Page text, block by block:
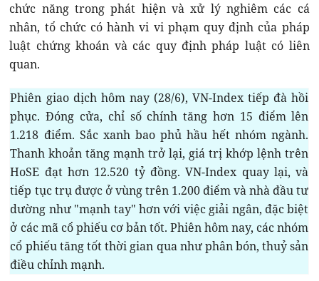
chức năng trong phát hiện và xử lý nghiêm các cá
nhân, tổ chức có hành vi vi phạm quy định của pháp
luật chứng khoán và các quy định pháp luật có liên
quan.
Phiên giao dịch hôm nay (28/6), VN-Index tiếp đà hồi
phục. Đóng cửa, chỉ số chính tăng hơn 15 điểm lên
1.218 điểm. Sắc xanh bao phủ hầu hết nhóm ngành.
Thanh khoản tăng mạnh trở lại, giá trị khớp lệnh trên
HoSE đạt hơn 12.520 tỷ đồng. VN-Index quay lại, và
tiếp tục trụ được ở vùng trên 1.200 điểm và nhà đầu tư
dường như "mạnh tay" hơn với việc giải ngân, đặc biệt
ở các mã cổ phiếu cơ bản tốt. Phiên hôm nay, các nhóm
cổ phiếu tăng tốt thời gian qua như phân bón, thuỷ sản
điều chỉnh mạnh.